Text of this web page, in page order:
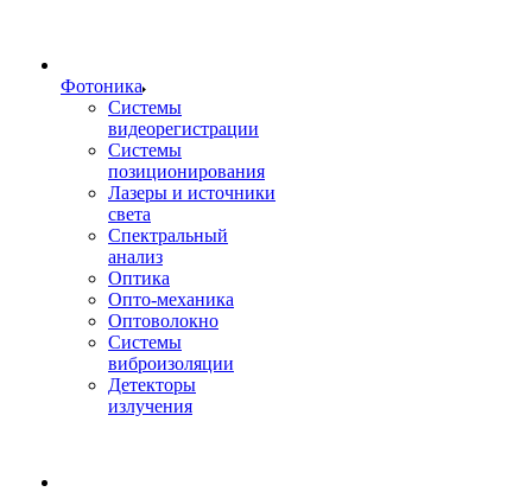
Фотоника
Cистемы
видеорегистрации
Системы
позиционирования
Лазеры и источники
света
Спектральный
анализ
Оптика
Опто-механика
Оптоволокно
Системы
виброизоляции
Детекторы
излучения